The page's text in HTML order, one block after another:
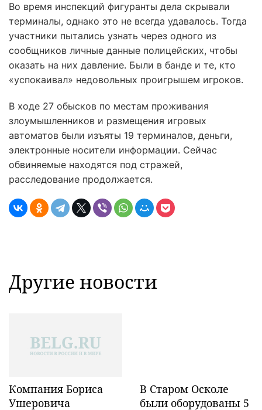
Во время инспекций фигуранты дела скрывали
терминалы, однако это не всегда удавалось. Тогда
участники пытались узнать через одного из
сообщников личные данные полицейских, чтобы
оказать на них давление. Были в банде и те, кто
«успокаивал» недовольных проигрышем игроков.
В ходе 27 обысков по местам проживания
злоумышленников и размещения игровых
автоматов были изъяты 19 терминалов, деньги,
электронные носители информации. Сейчас
обвиняемые находятся под стражей,
расследование продолжается.
Другие новости
Компания Бориса
Ушеровича
В Старом Осколе
были оборудованы 5